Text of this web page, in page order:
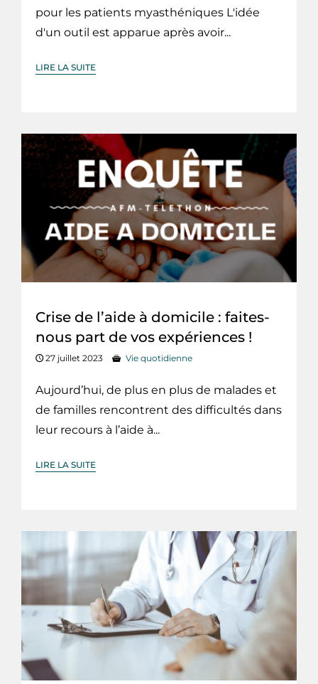
pour les patients myasthéniques L'idée
d'un outil est apparue après avoir...
LIRE LA SUITE
Crise de l’aide à domicile : faites-
nous part de vos expériences !
27 juillet 2023 Vie quotidienne
Aujourd’hui, de plus en plus de malades et
de familles rencontrent des difficultés dans
leur recours à l’aide à...
LIRE LA SUITE